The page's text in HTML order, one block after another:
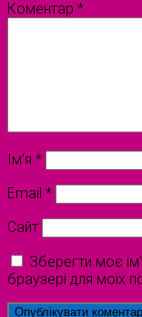
Коментар *
Ім'я *
Email *
Сайт
Зберегти моє
браузері для моїх